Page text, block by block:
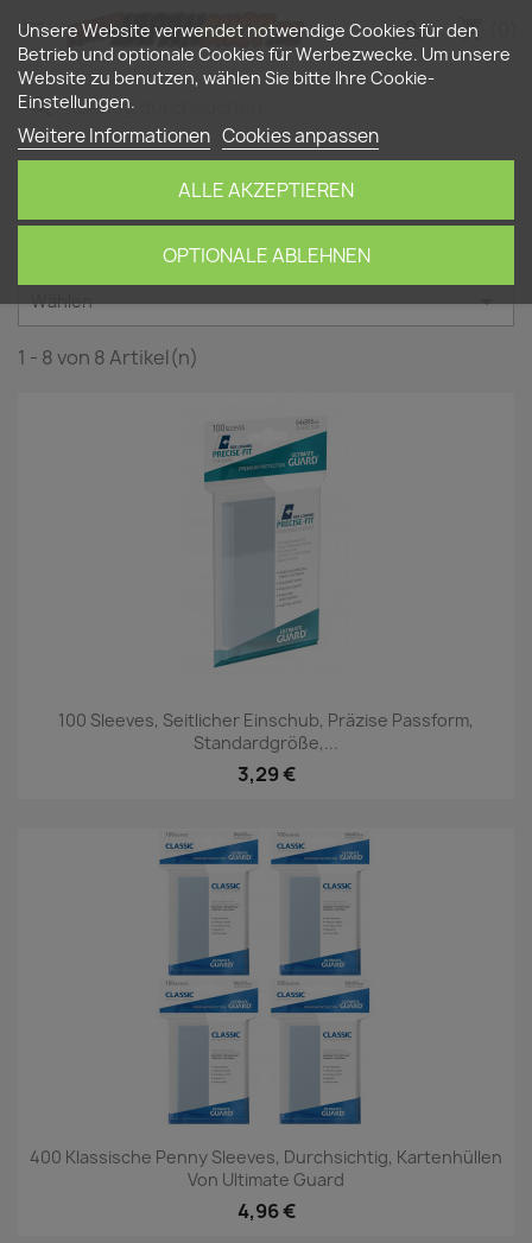
 shopping_cart

search
Artikel der Marke Ultimate Guard
Wählen 
1 - 8 von 8 Artikel(n)
100 Sleeves, Seitlicher Einschub, Präzise Passform,
Standardgröße,...
3,29 €
400 Klassische Penny Sleeves, Durchsichtig, Kartenhüllen
Von Ultimate Guard
4,96 €
Unsere Website verwendet notwendige Cookies für den
Betrieb und optionale Cookies für Werbezwecke. Um unsere
Website zu benutzen, wählen Sie bitte Ihre Cookie-
Einstellungen.
Weitere Informationen Cookies anpassen
OPTIONALE ABLEHNEN
ALLE AKZEPTIEREN